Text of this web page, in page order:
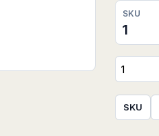
SKU
1
SKU